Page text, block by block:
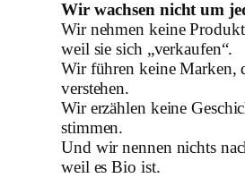
Wir wachsen nicht um
Wir nehmen keine
weil sie sich „verkaufen“.
Wir führen keine Marken,
verstehen.
Wir erzählen keine
stimmen.
Und wir nennen nichts
weil es Bio ist.